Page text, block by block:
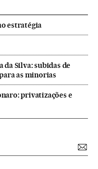
estratégia
Silva: subidas de
as minorias
privatizações e